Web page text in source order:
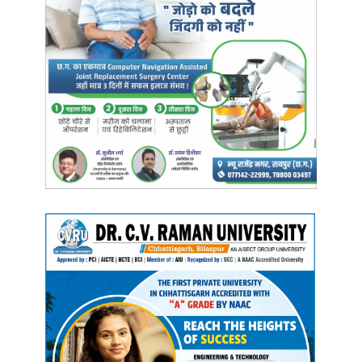
जाएंगे. घर से संबंधित वस्तु खरीदने का योग बन रहा है, जिससे अधिक धन खर्च
होने की संभावना है. जिन लोगों को सर्वाइकल की दिक्कत है, उनकी तकलीफ बढ़
सकती है.
सिंह राशि (Leo)-
चन्द्रमा 5वें हाउस में रहेंगे जिससे आकस्मिक धनलाभ होगा. कार्यस्थल पर ऑफिस
की महत्वपूर्ण मीटिंग में प्रेजेंटेशन देने जा रहे हैं तो बॉस से मार्गदर्शन अवश्य ले लें.
कारोबार से संबंधित कार्य के सिलसिले में व्यापारी वर्ग को यात्रा करनी पड़ सकती है.
न्यू जेनरेशन को अपने पार्टनर पर क्रोध करने से बचना होगा, अत्यधिक क्रोध
प्रेम संबंधों को खराब कर सकता है. घर का माहौल बहुत अच्छा रहेगा, संतान की
उम्मीदों पर खरा उतरने से सभी प्रसन्न होंगे. जो लोग मानसिक रोगी है और इलाज
चल रहा है उन्हें डॉक्टर के संपर्क में निरंतर बने रहने का प्रयास करना होगा
अचानक से तबीयत खराब होने की आशंका है.
कन्या राशि (Virgo)-
चन्द्रमा चौथें हाउस में रहेंगे जिससे माँ दुर्गा को याद करेंगे. कार्यस्थल पर सीनियर्स
और बॉस द्वारा दिए गए कार्य को स्वयं ही करना होगा आप अपने कलीग को न दे